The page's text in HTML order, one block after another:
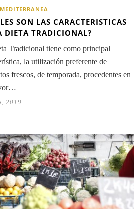
SON LAS CARACTERISTICAS
DIETA TRADICIONAL?
Tradicional tiene como principal
la utilización preferente de
frescos, de temporada, procedentes en
2019